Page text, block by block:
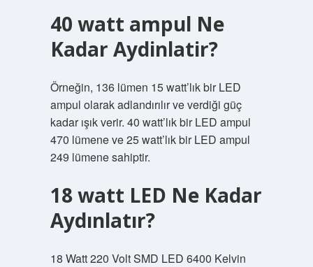
40 watt ampul Ne
Kadar Aydinlatir?
Örneğin, 136 lümen 15 watt’lık bir LED
ampul olarak adlandırılır ve verdiği güç
kadar ışık verir. 40 watt’lık bir LED ampul
470 lümene ve 25 watt’lık bir LED ampul
249 lümene sahiptir.
18 watt LED Ne Kadar
Aydınlatır?
18 Watt 220 Volt SMD LED 6400 Kelvin